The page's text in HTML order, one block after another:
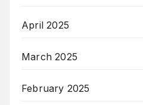
April 2025
March 2025
February 2025